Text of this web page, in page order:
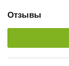
Отзывы